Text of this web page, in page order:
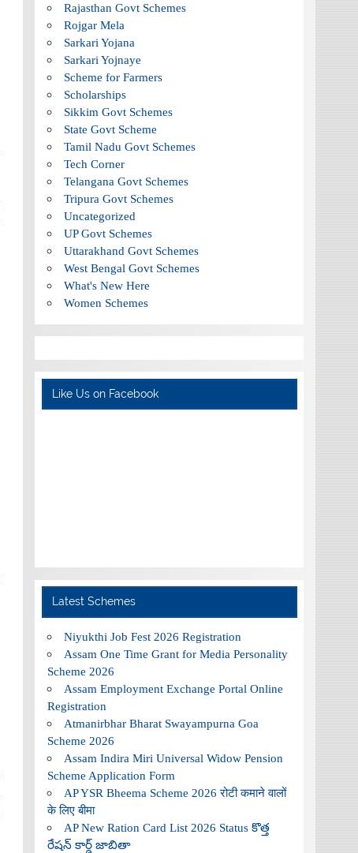
Rajasthan Govt Schemes
Rojgar Mela
Sarkari Yojana
Sarkari Yojnaye
Scheme for Farmers
Scholarships
Sikkim Govt Schemes
State Govt Scheme
Tamil Nadu Govt Schemes
Tech Corner
Telangana Govt Schemes
Tripura Govt Schemes
Uncategorized
UP Govt Schemes
Uttarakhand Govt Schemes
West Bengal Govt Schemes
What's New Here
Women Schemes
Like Us on Facebook
Latest Schemes
Niyukthi Job Fest 2026 Registration
Assam One Time Grant for Media Personality
Scheme 2026
Assam Employment Exchange Portal Online
Registration
Atmanirbhar Bharat Swayampurna Goa
Scheme 2026
Assam Indira Miri Universal Widow Pension
Scheme Application Form
AP YSR Bheema Scheme 2026 रोटी कमाने वालों
के लिए बीमा
AP New Ration Card List 2026 Status కొత్త
రేషన్ కార్డ్ జాబితా